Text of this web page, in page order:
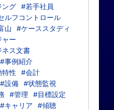
ング #若手社員
ルフコントロール
山
#ケーススタディ
ー
ス文書
#事例紹介
性
#会計
#設備 #状態監視
#管理
#目標設定
#キャリア
#傾聴